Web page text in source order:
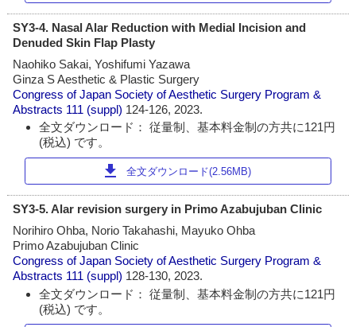
SY3-4. Nasal Alar Reduction with Medial Incision and
Denuded Skin Flap Plasty
Naohiko Sakai, Yoshifumi Yazawa
Ginza S Aesthetic & Plastic Surgery
Congress of Japan Society of Aesthetic Surgery Program &
Abstracts 111 (suppl) 124-126, 2023.
全文ダウンロード： 従量制、基本料金制の方共に121円
(税込) です。
download 全文ダウンロード(2.56MB)
SY3-5. Alar revision surgery in Primo Azabujuban Clinic
Norihiro Ohba, Norio Takahashi, Mayuko Ohba
Primo Azabujuban Clinic
Congress of Japan Society of Aesthetic Surgery Program &
Abstracts 111 (suppl) 128-130, 2023.
全文ダウンロード： 従量制、基本料金制の方共に121円
(税込) です。